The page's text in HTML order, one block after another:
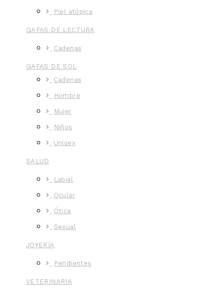
Piel atópica
GAFAS DE LECTURA
Cadenas
GAFAS DE SOL
Cadenas
Hombre
Mujer
Niños
Unisex
SALUD
Labial
Ocular
Ótica
Sexual
JOYERÍA
Pendientes
VETERINARIA